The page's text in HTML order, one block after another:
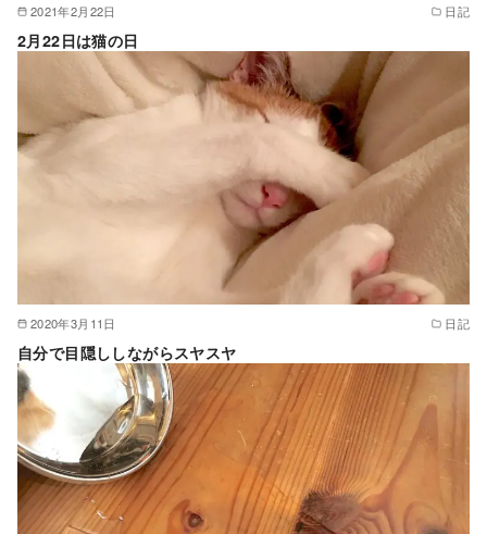
2021年2月22日 日記
2月22日は猫の日
2020年3月11日 日記
自分で目隠ししながらスヤスヤ